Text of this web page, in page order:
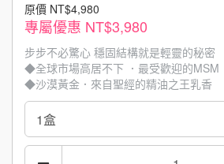
原價 NT$4,980
專屬優惠 NT$3,980
步步不必驚心 穩固結構就是輕靈的秘密
◆全球市場高居不下 ．最受歡迎的MSM
◆沙漠黃金．來自聖經的精油之王乳香
◆歐盟唯一認證有機海藻鈣
◆100%薑黃根精萃取含薑黃精油